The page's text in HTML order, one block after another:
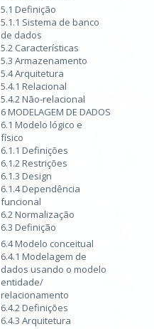
5.1 Definição
5.1.1 Sistema de banco
de dados
5.2 Características
5.3 Armazenamento
5.4 Arquitetura
5.4.1 Relacional
5.4.2 Não-relacional
6 MODELAGEM DE DADOS
6.1 Modelo lógico e
físico
6.1.1 Definições
6.1.2 Restrições
6.1.3 Design
6.1.4 Dependência
funcional
6.2 Normalização
6.3 Definição
6.4 Modelo conceitual
6.4.1 Modelagem de
dados usando o modelo
entidade/
relacionamento
6.4.2 Definições
6.4.3 Arquitetura